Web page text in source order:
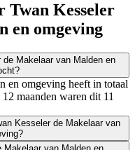
Twan Kesseler
en omgeving
Makelaar van Malden en
en omgeving heeft in totaal
maanden waren dit 11
Kesseler de Makelaar van